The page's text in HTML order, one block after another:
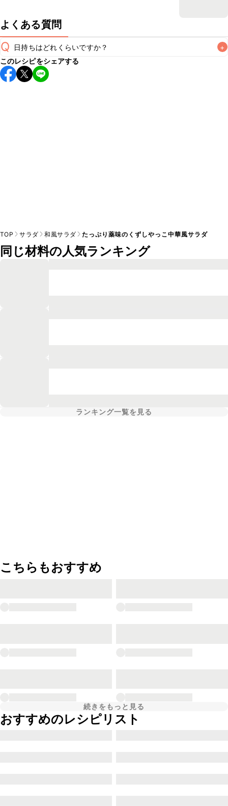
よくある質問
Q 日持ちはどれくらいですか？ +
保存期間は冷蔵で翌日中が目安です。なるべくお早めにお召
し上がりください。
このレシピをシェアする
TOP サラダ 和風サラダ たっぷり薬味のくずしやっこ中華風サラダ
同じ材料の人気ランキング
ランキング一覧を見る
こちらもおすすめ
続きをもっと見る
おすすめのレシピリスト